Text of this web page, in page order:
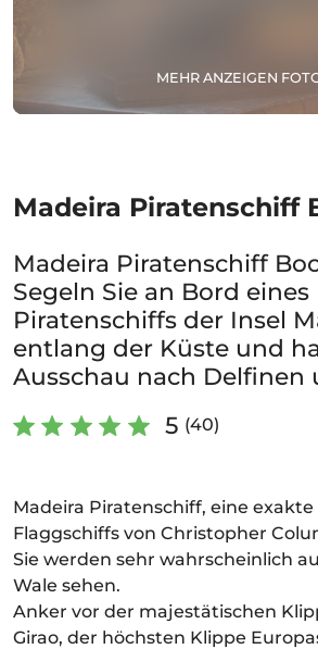
MEHR ANZEIGEN
Madeira Piratenschiff
Madeira Piratenschiff
Segeln Sie an Bord eines
Piratenschiffs der Insel
entlang der Küste und
Ausschau nach Delfinen
5 (40)
Madeira Piratenschiff, eine
Flaggschiffs von Christopher
Sie werden sehr wahrscheinlich
Wale sehen.
Anker vor der majestätischen
Girao, der höchsten Klippe